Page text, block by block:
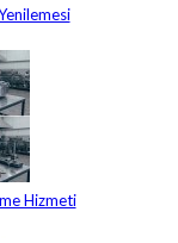
Hizmeti